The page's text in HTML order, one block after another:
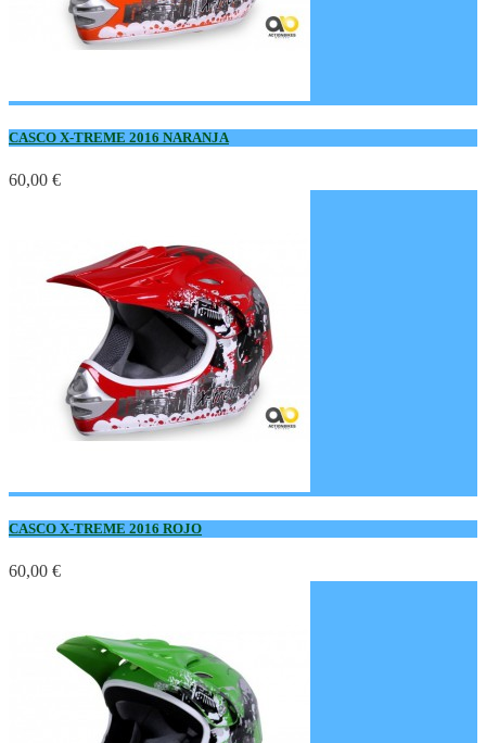
CASCO X-TREME 2016 NARANJA
60,00 €
CASCO X-TREME 2016 ROJO
60,00 €